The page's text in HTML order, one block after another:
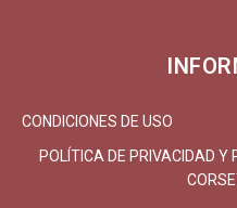
CONDICIONES DE USO
POLÍTICA DE PRIVACIDAD Y